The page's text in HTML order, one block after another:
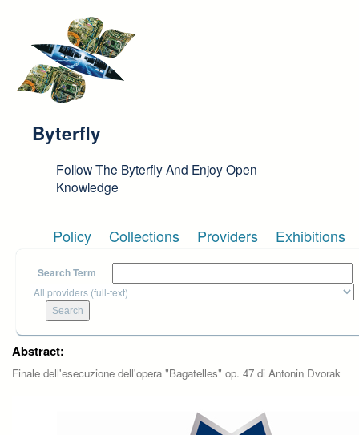
Byterfly
Follow The Byterfly And Enjoy Open
Knowledge
Policy Collections Providers Exhibitions
Search Term
Abstract:
Finale dell'esecuzione dell'opera "Bagatelles" op. 47 di Antonin Dvorak